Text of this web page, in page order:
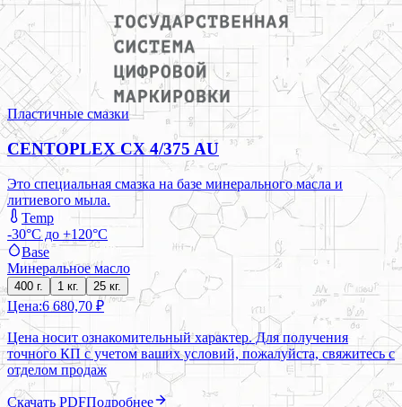
Пластичные смазки
CENTOPLEX CX 4/375 AU
Это специальная смазка на базе минерального масла и
литиевого мыла.
Temp
-30°C до +120°C
Base
Минеральное масло
400 г. 1 кг. 25 кг.
Цена:6 680,70 ₽
Цена носит ознакомительный характер. Для получения
точного КП с учетом ваших условий, пожалуйста, свяжитесь с
отделом продаж
Скачать PDFПодробнее